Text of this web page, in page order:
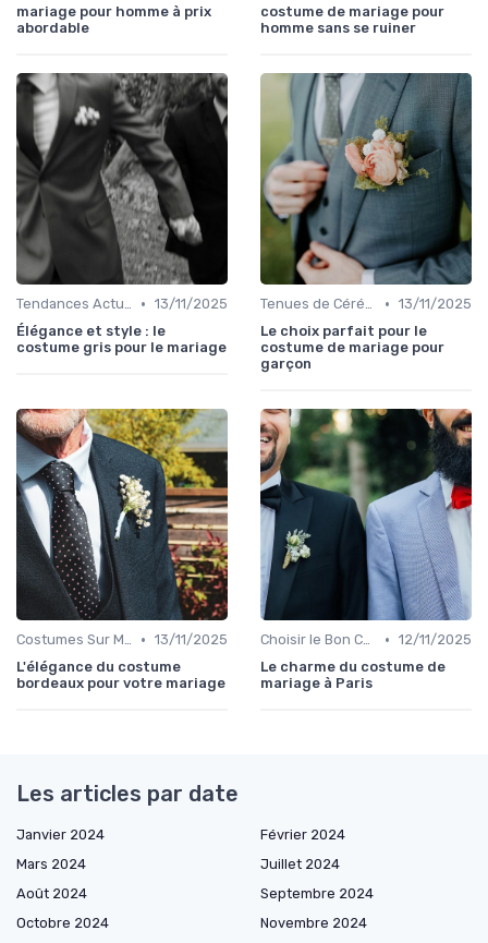
mariage pour homme à prix
abordable
costume de mariage pour
homme sans se ruiner
Tendances Actuelles • 13/11/2025
Élégance et style : le
costume gris pour le mariage
Tenues de Cérémonie • 13/11/2025
Le choix parfait pour le
costume de mariage pour
garçon
Costumes Sur Mesure • 13/11/2025
L'élégance du costume
bordeaux pour votre mariage
Choisir le Bon Costume • 12/11/2025
Le charme du costume de
mariage à Paris
Les articles par date
Janvier 2024
Février 2024
Mars 2024
Juillet 2024
Août 2024
Septembre 2024
Octobre 2024
Novembre 2024